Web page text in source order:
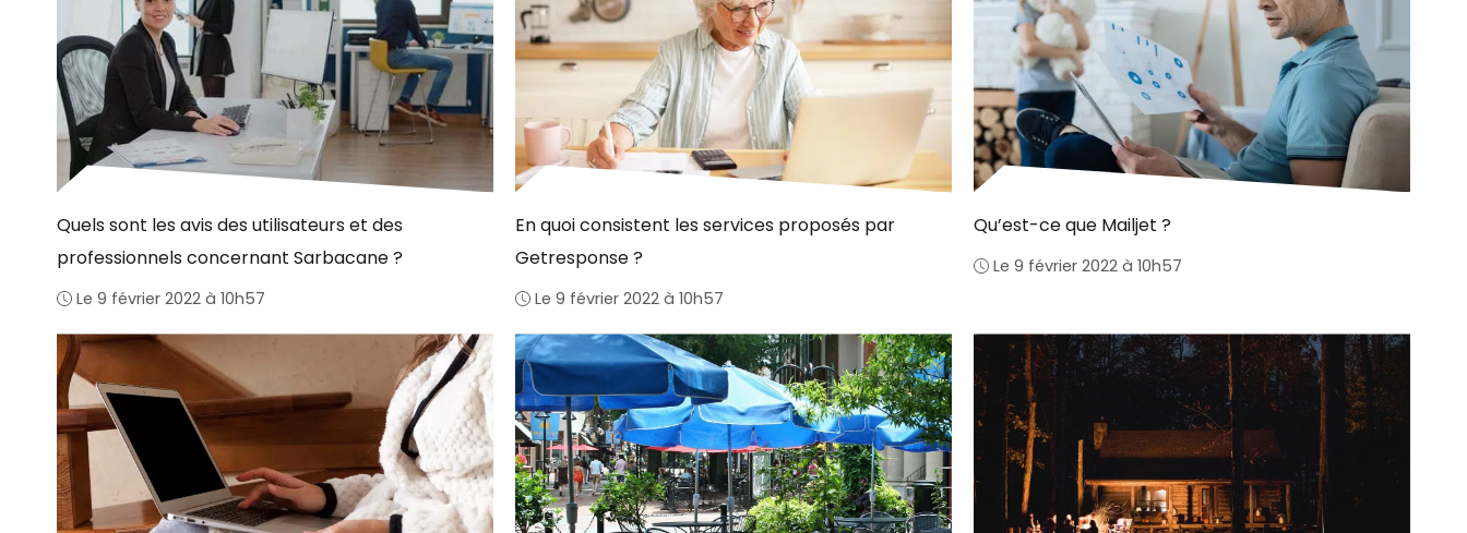
Quels sont les avis des utilisateurs et des
professionnels concernant Sarbacane ?
Le 9 février 2022 à 10h57
En quoi consistent les services proposés par
Getresponse ?
Le 9 février 2022 à 10h57
Qu’est-ce que Mailjet ?
Le 9 février 2022 à 10h57